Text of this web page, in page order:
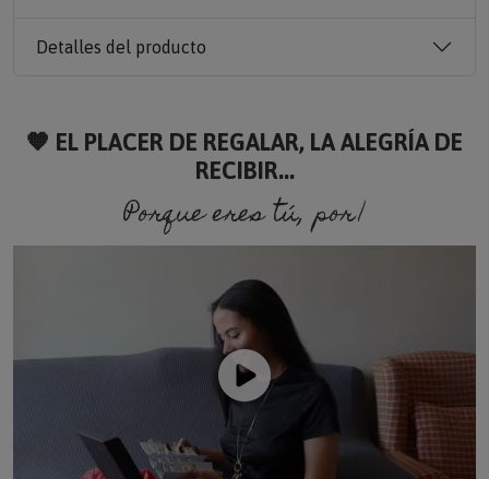
Detalles del producto
🧡 EL PLACER DE REGALAR, LA ALEGRÍA DE
RECIBIR...
Porque eres tú, porque soy